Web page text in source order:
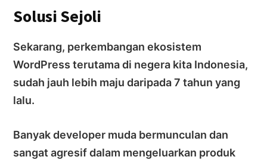
Solusi Sejoli
Sekarang, perkembangan ekosistem
WordPress terutama di negera kita Indonesia,
sudah jauh lebih maju daripada 7 tahun yang
lalu.
Banyak developer muda bermunculan dan
sangat agresif dalam mengeluarkan produk